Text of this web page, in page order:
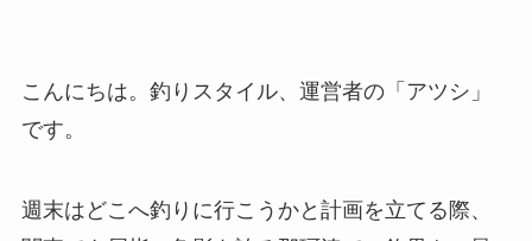
こんにちは。釣りスタイル、運営者の「アツシ」
です。
週末はどこへ釣りに行こうかと計画を立てる際、